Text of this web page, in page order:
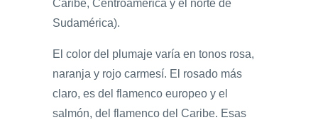
Caribe, Centroamérica y el norte de
Sudamérica).
El color del plumaje varía en tonos rosa,
naranja y rojo carmesí. El rosado más
claro, es del flamenco europeo y el
salmón, del flamenco del Caribe. Esas